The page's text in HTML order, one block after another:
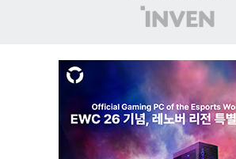
(주)
인